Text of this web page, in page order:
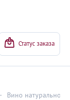
Статус заказа
- Вино натуральное